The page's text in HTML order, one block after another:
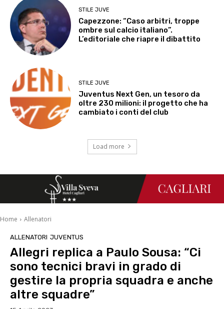
STILE JUVE
Capezzone: “Caso arbitri, troppe
ombre sul calcio italiano”.
L’editoriale che riapre il dibattito
STILE JUVE
Juventus Next Gen, un tesoro da
oltre 230 milioni: il progetto che ha
cambiato i conti del club
Load more